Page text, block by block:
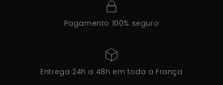
Pagamento 100% seguro
Entrega 24h a 48h em toda a França